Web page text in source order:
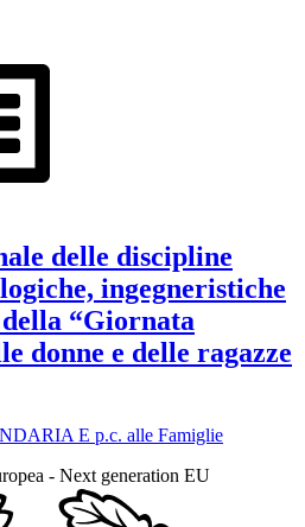
delle discipline
ingegneristiche
“Giornata
donne e delle ragazze
E p.c. alle Famiglie